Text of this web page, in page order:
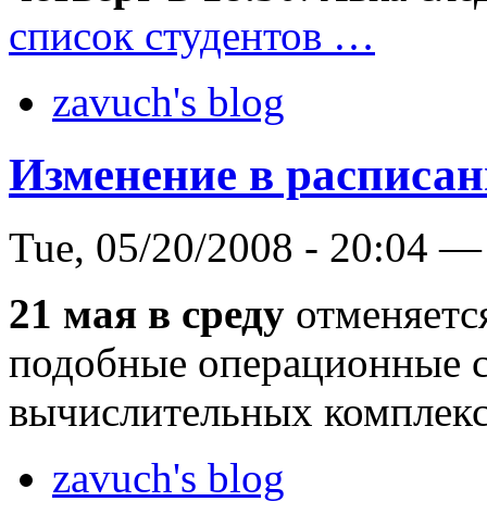
список студентов …
zavuch's blog
Изменение в
Tue, 05/20/2008 - 20:04 —
21 мая в среду
подобные операционные
вычислительных
zavuch's blog